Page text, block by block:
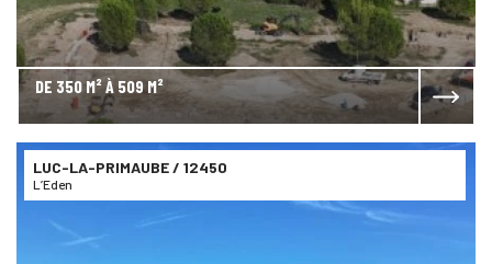
DE 350 M² À 509 M²
LUC-LA-PRIMAUBE/ 12450
L’Eden